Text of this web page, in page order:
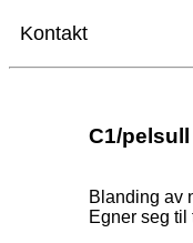
Kontakt
C1/
Blanding av
Egner seg til